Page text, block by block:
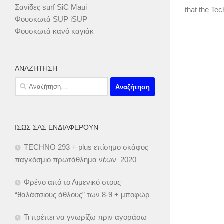
that the
Σανίδες surf SiC Maui
Φουσκωτά SUP iSUP
Φουσκωτά κανό καγιάκ
ΑΝΑΖΉΤΗΣΗ
Αναζήτηση
για:
ΊΣΩΣ ΣΑΣ ΕΝΔΙΑΦΈΡΟΥΝ
TECHNO 293 + plus επίσημο σκάφος
παγκόσμιο πρωτάθλημα νέων 2020
Φρένο από το Λιμενικό στους
“θαλάσσιους άθλους” των 8-9 + μποφώρ
Τι πρέπει να γνωρίζω πριν αγοράσω